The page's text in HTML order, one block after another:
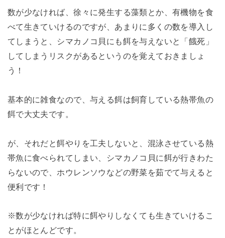
数が少なければ、徐々に発生する藻類とか、有機物を食
べて生きていけるのですが、あまりに多くの数を導入し
てしまうと、シマカノコ貝にも餌を与えないと「餓死」
してしまうリスクがあるというのを覚えておきましょ
う！
基本的に雑食なので、与える餌は飼育している熱帯魚の
餌で大丈夫です。
が、それだと餌やりを工夫しないと、混泳させている熱
帯魚に食べられてしまい、シマカノコ貝に餌が行きわた
らないので、ホウレンソウなどの野菜を茹でて与えると
便利です！
※数が少なければ特に餌やりしなくても生きていけるこ
とがほとんどです。